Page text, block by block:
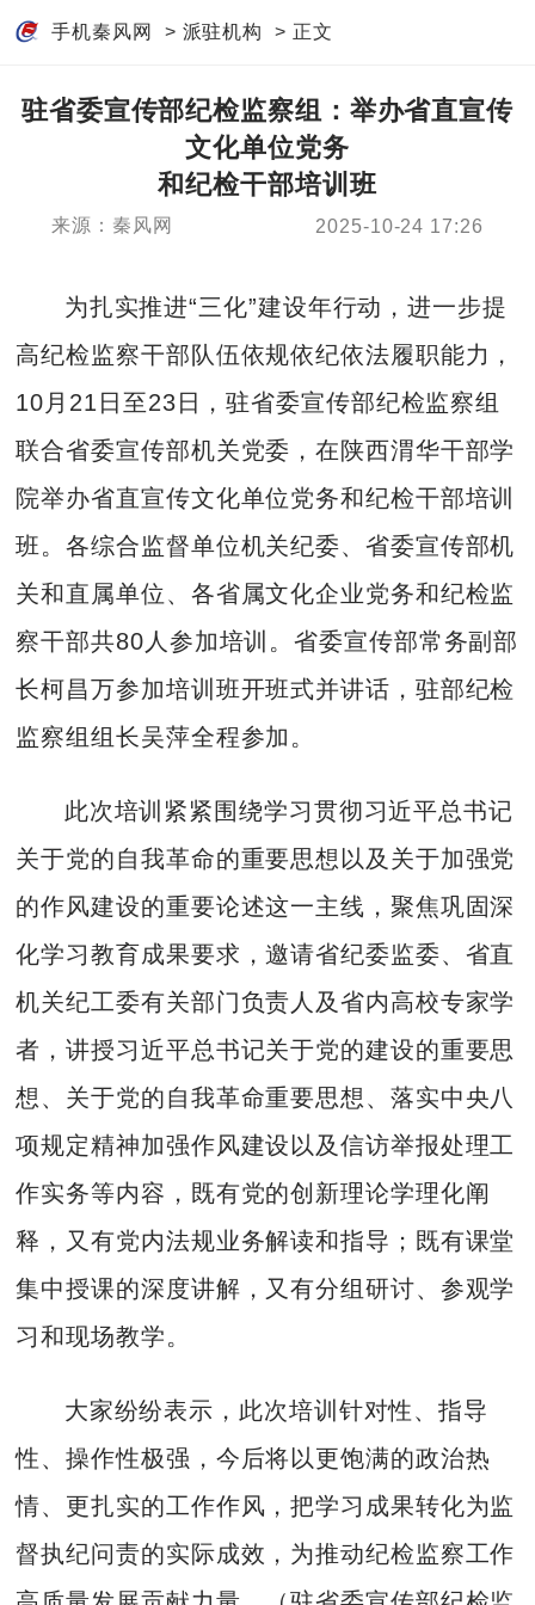
手机秦风网 > 派驻机构 > 正文
驻省委宣传部纪检监察组：举办省直宣传
文化单位党务
和纪检干部培训班
来源：秦风网 2025-10-24 17:26
为扎实推进“三化”建设年行动，进一步提
高纪检监察干部队伍依规依纪依法履职能力，
10月21日至23日，驻省委宣传部纪检监察组
联合省委宣传部机关党委，在陕西渭华干部学
院举办省直宣传文化单位党务和纪检干部培训
班。各综合监督单位机关纪委、省委宣传部机
关和直属单位、各省属文化企业党务和纪检监
察干部共80人参加培训。省委宣传部常务副部
长柯昌万参加培训班开班式并讲话，驻部纪检
监察组组长吴萍全程参加。
此次培训紧紧围绕学习贯彻习近平总书记
关于党的自我革命的重要思想以及关于加强党
的作风建设的重要论述这一主线，聚焦巩固深
化学习教育成果要求，邀请省纪委监委、省直
机关纪工委有关部门负责人及省内高校专家学
者，讲授习近平总书记关于党的建设的重要思
想、关于党的自我革命重要思想、落实中央八
项规定精神加强作风建设以及信访举报处理工
作实务等内容，既有党的创新理论学理化阐
释，又有党内法规业务解读和指导；既有课堂
集中授课的深度讲解，又有分组研讨、参观学
习和现场教学。
大家纷纷表示，此次培训针对性、指导
性、操作性极强，今后将以更饱满的政治热
情、更扎实的工作作风，把学习成果转化为监
督执纪问责的实际成效，为推动纪检监察工作